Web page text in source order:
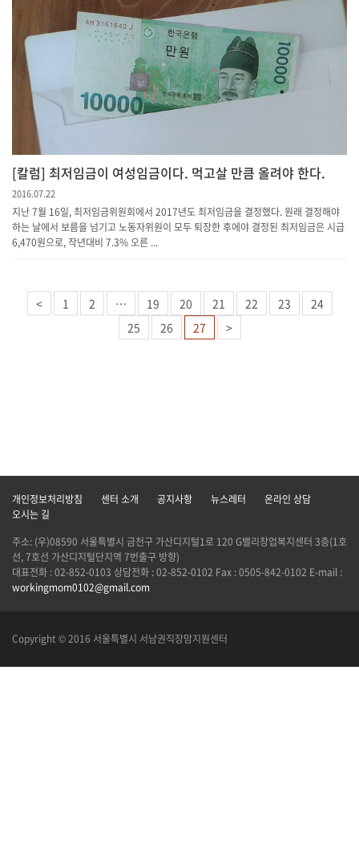
[칼럼] 최저임금이 여성임금이다. 먹고살 만큼 올려야 한다.
2016.07.22
지난 7월 16일, 최저임금위원회에서 2017년도 최저임금을 결정했다. 원래 결정해야
하는 날에서 보름을 넘기고 노동자위원이 모두 퇴장한 후에야 결정된 최저임금은 시급
6,470원으로, 작년대비 7.3% 오른 ...
< 1 2 … 19 20 21 22 23
24
25
26 27 >
개인정보처리방침 센터 소개 공지사항 뉴스레터
온라인 상담
오시는 길
주소: (우)08590 서울특별시 금천구 가산디지털1로 120 G밸리창업복지센터 3층(1호
선, 7호선 가산디지털단지역 7번출구 방향)
대표전화 : 02-852-0103 상담전화 : 02-852-0102 Fax : 0505-842-0102 E-mail :
workingmom0102@gmail.com
Copyright © 2016 서울특별시 서남권직장맘지원센터